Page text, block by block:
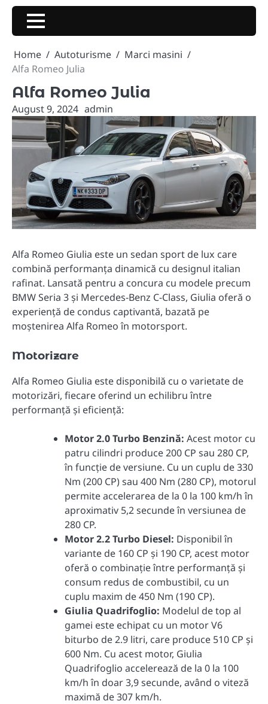
Skip
content
Home
Autoturisme
Marci masini
Alfa Romeo Julia
Alfa Romeo Julia
August 9, 2024 admin
Alfa Romeo Giulia este un sedan sport de lux care
combină performanța dinamică cu designul italian
rafinat. Lansată pentru a concura cu modele precum
BMW Seria 3 și Mercedes-Benz C-Class, Giulia oferă o
experiență de condus captivantă, bazată pe
moștenirea Alfa Romeo în motorsport.
Motorizare
Alfa Romeo Giulia este disponibilă cu o varietate de
motorizări, fiecare oferind un echilibru între
performanță și eficiență:
Motor 2.0 Turbo Benzină: Acest motor cu
patru cilindri produce 200 CP sau 280 CP,
în funcție de versiune. Cu un cuplu de 330
Nm (200 CP) sau 400 Nm (280 CP), motorul
permite accelerarea de la 0 la 100 km/h în
aproximativ 5,2 secunde în versiunea de
280 CP.
Motor 2.2 Turbo Diesel: Disponibil în
variante de 160 CP și 190 CP, acest motor
oferă o combinație între performanță și
consum redus de combustibil, cu un
cuplu maxim de 450 Nm (190 CP).
Giulia Quadrifoglio: Modelul de top al
gamei este echipat cu un motor V6
biturbo de 2.9 litri, care produce 510 CP și
600 Nm. Cu acest motor, Giulia
Quadrifoglio accelerează de la 0 la 100
km/h în doar 3,9 secunde, având o viteză
maximă de 307 km/h.